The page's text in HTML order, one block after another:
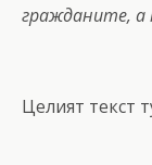
гражданите,
Целият текст